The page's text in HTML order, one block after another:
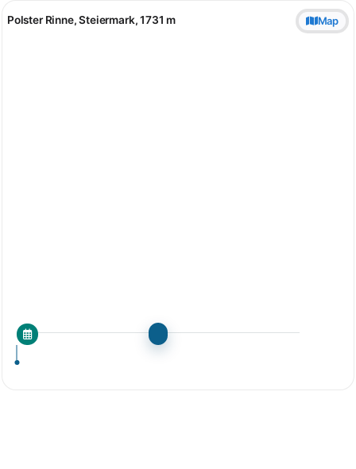
Polster Rinne, Steiermark, 1731 m Map